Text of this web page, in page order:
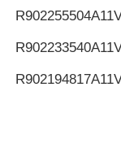
R902255504
R902233540
R902194817